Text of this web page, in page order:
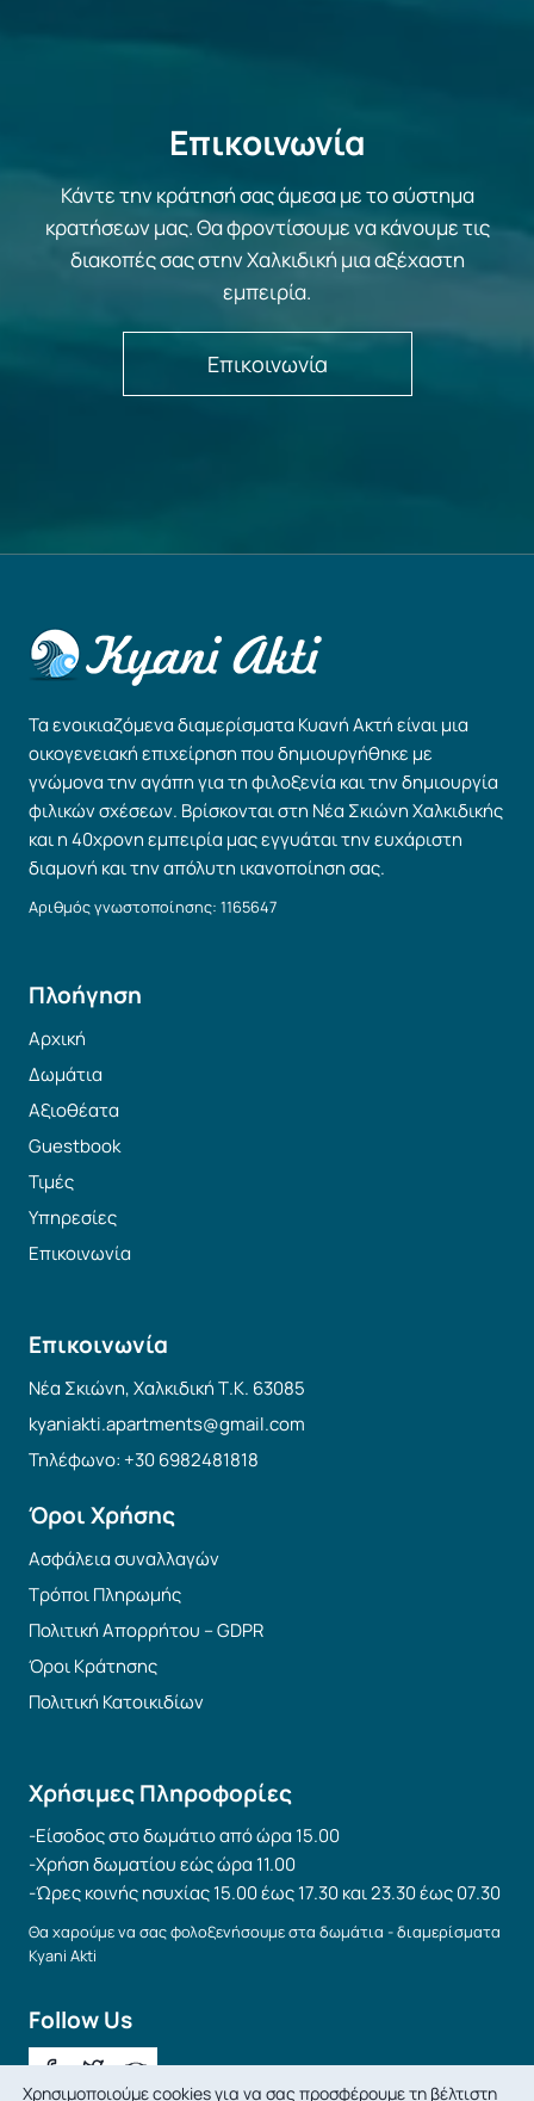
Επικοινωνία
Κάντε την κράτησή σας άμεσα με το σύστημα
κρατήσεων μας. Θα φροντίσουμε να κάνουμε τις
διακοπές σας στην Χαλκιδική μια αξέχαστη
εμπειρία.
Επικοινωνία
Τα ενοικιαζόμενα διαμερίσματα Κυανή Ακτή είναι μια
οικογενειακή επιχείρηση που δημιουργήθηκε με
γνώμονα την αγάπη για τη φιλοξενία και την δημιουργία
φιλικών σχέσεων. Βρίσκονται στη Νέα Σκιώνη Χαλκιδικής
και η 40χρονη εμπειρία μας εγγυάται την ευχάριστη
διαμονή και την απόλυτη ικανοποίηση σας.
Αριθμός γνωστοποίησης: 1165647
Πλοήγηση
Αρχική
Δωμάτια
Αξιοθέατα
Guestbook
Τιμές
Υπηρεσίες
Επικοινωνία
Επικοινωνία
Νέα Σκιώνη, Χαλκιδική Τ.Κ. 63085
kyaniakti.apartments@gmail.com
Τηλέφωνο: +30 6982481818
Όροι Χρήσης
Ασφάλεια συναλλαγών
Τρόποι Πληρωμής
Πολιτική Απορρήτου – GDPR
Όροι Κράτησης
Πολιτική Κατοικιδίων
Χρήσιμες Πληροφορίες
-Είσοδος στο δωμάτιο από ώρα 15.00
-Χρήση δωματίου εώς ώρα 11.00
-Ώρες κοινής ησυχίας 15.00 έως 17.30 και 23.30 έως 07.30
Θα χαρούμε να σας φολοξενήσουμε στα δωμάτια - διαμερίσματα
Kyani Akti
Follow Us
Χρησιμοποιούμε cookies για να σας προσφέρουμε τη βέλτιστη